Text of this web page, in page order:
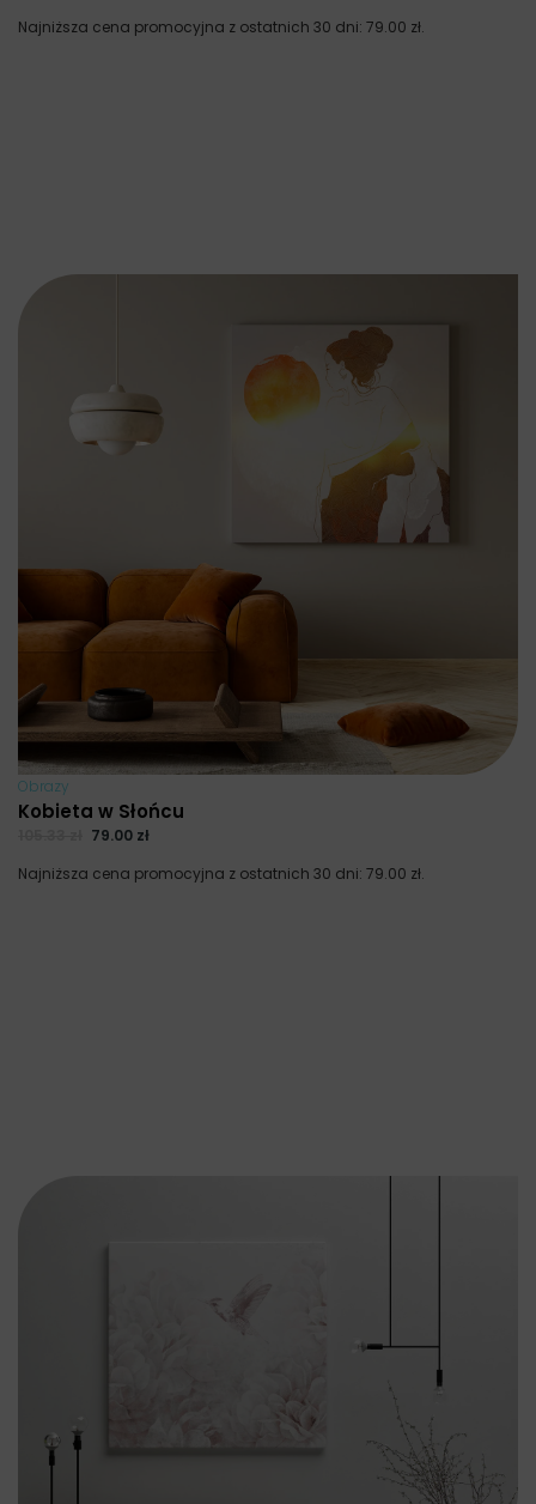
Najniższa cena promocyjna z ostatnich 30 dni: 79.00 zł.
Obrazy
Kobieta w Słońcu
79.00 zł
Najniższa cena promocyjna z ostatnich 30 dni: 79.00 zł.